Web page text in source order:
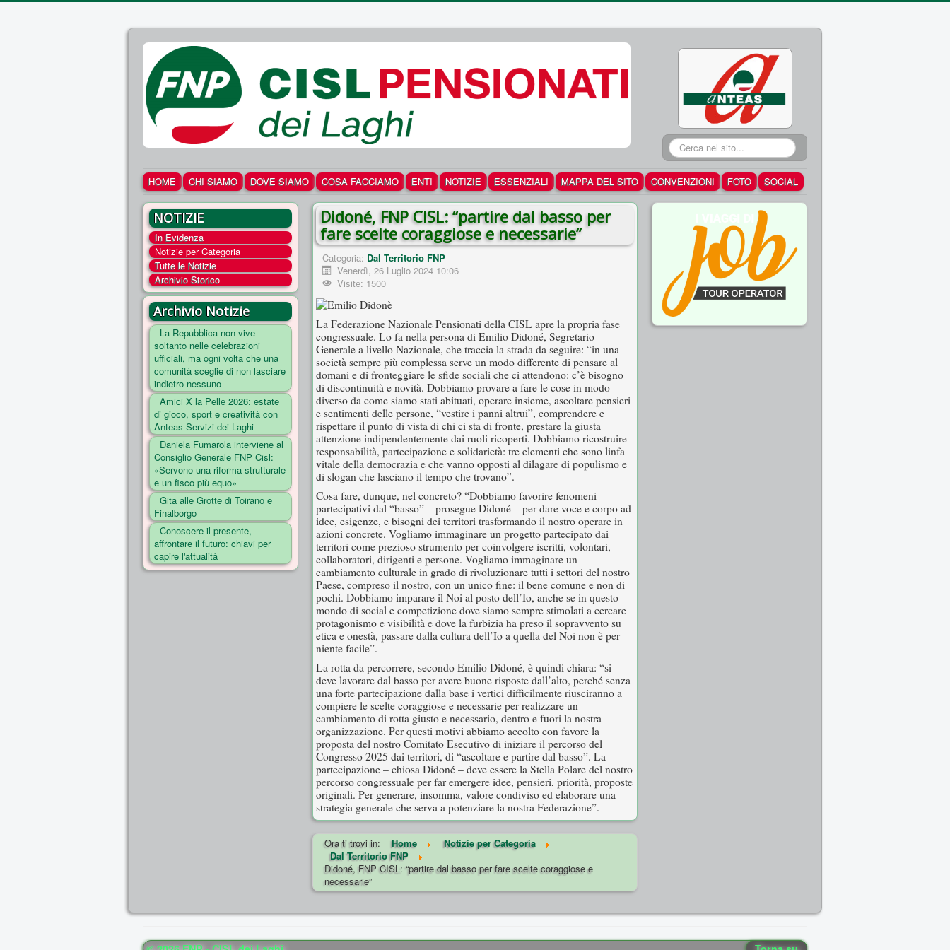
Cerca...
HOME CHI SIAMO DOVE SIAMO COSA FACCIAMO ENTI NOTIZIE ESSENZIALI MAPPA DEL SITO CONVENZIONI FOTO SOCIAL
NOTIZIE
In Evidenza
Notizie per Categoria
Tutte le Notizie
Archivio Storico
Archivio Notizie
La Repubblica non vive
soltanto nelle celebrazioni
ufficiali, ma ogni volta che una
comunità sceglie di non lasciare
indietro nessuno
Amici X la Pelle 2026: estate
di gioco, sport e creatività con
Anteas Servizi dei Laghi
Daniela Fumarola interviene al
Consiglio Generale FNP Cisl:
«Servono una riforma strutturale
e un fisco più equo»
Gita alle Grotte di Toirano e
Finalborgo
Conoscere il presente,
affrontare il futuro: chiavi per
capire l'attualità
Didoné, FNP CISL: “partire dal basso per
fare scelte coraggiose e necessarie”
Categoria: Dal Territorio FNP
Venerdì, 26 Luglio 2024 10:06
Visite: 1500
La Federazione Nazionale Pensionati della CISL apre la propria fase
congressuale. Lo fa nella persona di Emilio Didoné, Segretario
Generale a livello Nazionale, che traccia la strada da seguire: “in una
società sempre più complessa serve un modo differente di pensare al
domani e di fronteggiare le sfide sociali che ci attendono: c’è bisogno
di discontinuità e novità. Dobbiamo provare a fare le cose in modo
diverso da come siamo stati abituati, operare insieme, ascoltare pensieri
e sentimenti delle persone, “vestire i panni altrui”, comprendere e
rispettare il punto di vista di chi ci sta di fronte, prestare la giusta
attenzione indipendentemente dai ruoli ricoperti. Dobbiamo ricostruire
responsabilità, partecipazione e solidarietà: tre elementi che sono linfa
vitale della democrazia e che vanno opposti al dilagare di populismo e
di slogan che lasciano il tempo che trovano”.
Cosa fare, dunque, nel concreto? “Dobbiamo favorire fenomeni
partecipativi dal “basso” – prosegue Didoné – per dare voce e corpo ad
idee, esigenze, e bisogni dei territori trasformando il nostro operare in
azioni concrete. Vogliamo immaginare un progetto partecipato dai
territori come prezioso strumento per coinvolgere iscritti, volontari,
collaboratori, dirigenti e persone. Vogliamo immaginare un
cambiamento culturale in grado di rivoluzionare tutti i settori del nostro
Paese, compreso il nostro, con un unico fine: il bene comune e non di
pochi. Dobbiamo imparare il Noi al posto dell’Io, anche se in questo
mondo di social e competizione dove siamo sempre stimolati a cercare
protagonismo e visibilità e dove la furbizia ha preso il sopravvento su
etica e onestà, passare dalla cultura dell’Io a quella del Noi non è per
niente facile”.
La rotta da percorrere, secondo Emilio Didoné, è quindi chiara: “si
deve lavorare dal basso per avere buone risposte dall’alto, perché senza
una forte partecipazione dalla base i vertici difficilmente riusciranno a
compiere le scelte coraggiose e necessarie per realizzare un
cambiamento di rotta giusto e necessario, dentro e fuori la nostra
organizzazione. Per questi motivi abbiamo accolto con favore la
proposta del nostro Comitato Esecutivo di iniziare il percorso del
Congresso 2025 dai territori, di “ascoltare e partire dal basso”. La
partecipazione – chiosa Didoné – deve essere la Stella Polare del nostro
percorso congressuale per far emergere idee, pensieri, priorità, proposte
originali. Per generare, insomma, valore condiviso ed elaborare una
strategia generale che serva a potenziare la nostra Federazione”.
Ora ti trovi in: Home
Notizie per Categoria
Dal Territorio FNP
Didoné, FNP CISL: “partire dal basso per fare scelte coraggiose e
necessarie”